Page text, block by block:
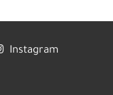
Instagram